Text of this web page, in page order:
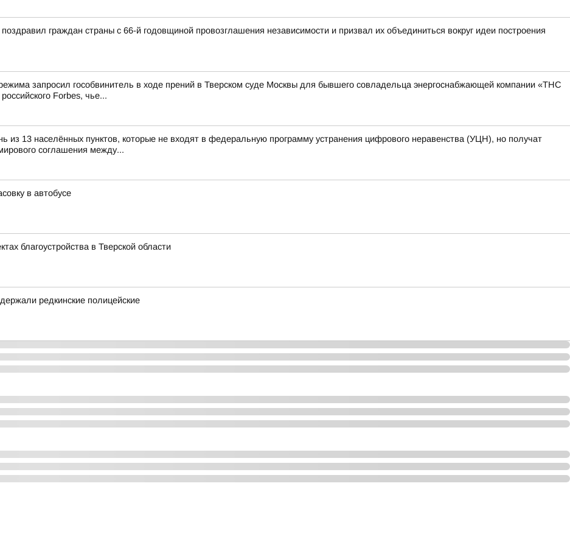
граждан страны с 66-й годовщиной провозглашения независимости и призвал их объединиться вокруг идеи построения
запросил гособвинитель в ходе прений в Тверском суде Москвы для бывшего совладельца энергоснабжающей компании «ТНС
Forbes, чье...
из 13 населённых пунктов, которые не входят в федеральную программу устранения цифрового неравенства (УЦН), но получат
соглашения между...
в автобусе
благоустройства в Тверской области
редкинские полицейские